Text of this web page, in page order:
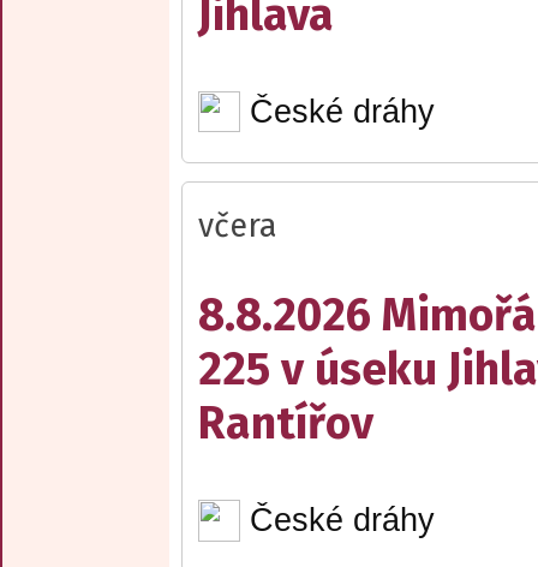
Jihlava
České dráhy
včera
8.8.2026
225 v úseku
Rantířov
České dráhy